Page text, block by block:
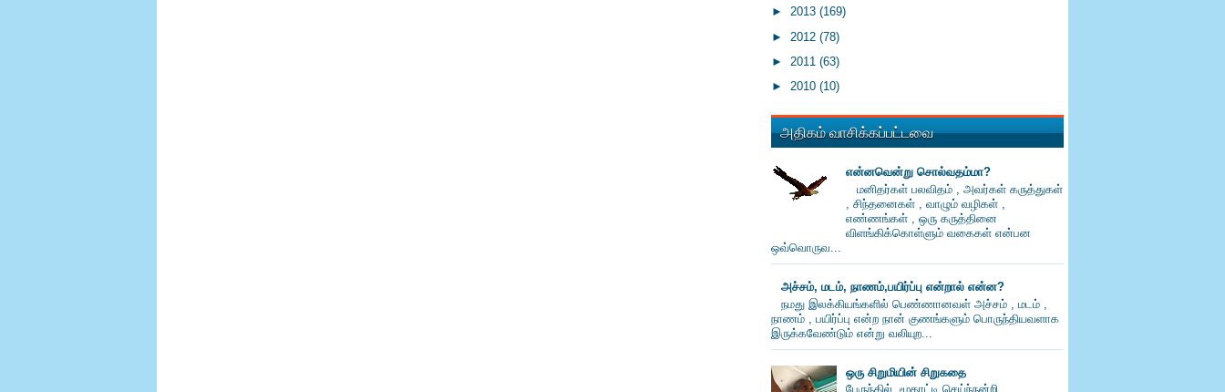
► 2013 (169)
► 2012 (78)
► 2011 (63)
► 2010 (10)
அதிகம் வாசிக்கப்பட்டவை
என்னவென்று சொல்வதம்மா?
மனிதர்கள் பலவிதம் , அவர்கள் கருத்துகள்
, சிந்தனைகள் , வாழும் வழிகள் ,
எண்ணங்கள் , ஒரு கருத்தினை
விளங்கிக்கொள்ளும் வகைகள் என்பன
ஒவ்வொருவ...
அச்சம், மடம், நாணம்,பயிர்ப்பு என்றால் என்ன?
நமது இலக்கியங்களில் பெண்ணானவள் அச்சம் , மடம் ,
நாணம் , பயிர்ப்பு என்ற நான் குணங்களும் பொருந்தியவளாக
இருக்கவேண்டும் என்று வலியுற...
ஒரு சிறுமியின் சிறுகதை
பேருந்தில் மூதாட்டி செய்ந்நன்றி